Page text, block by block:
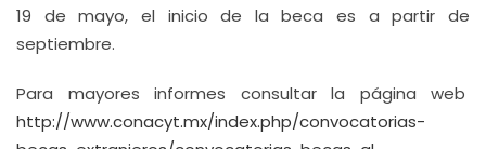
19 de mayo, el inicio de la beca es a partir de
septiembre.
Para mayores informes consultar la página web
http://www.conacyt.mx/index.php/convocatorias-